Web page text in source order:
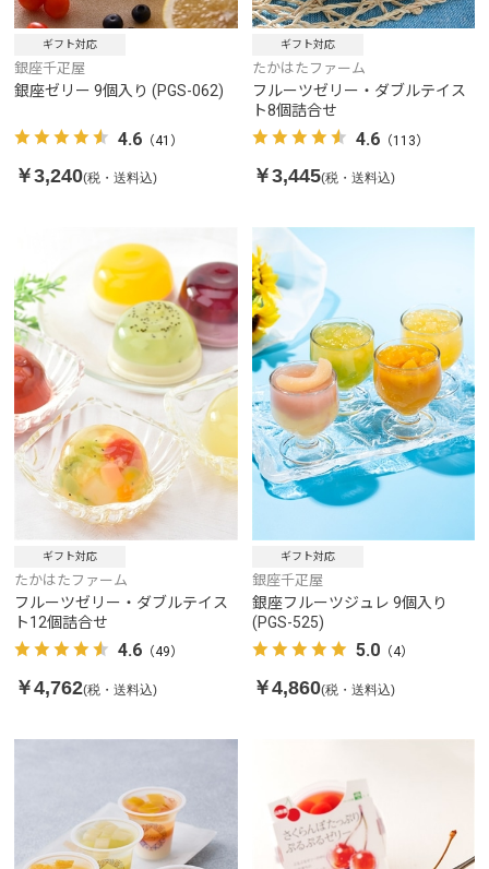
ギフト対応
銀座千疋屋
銀座ゼリー 9個入り (PGS-062)
4.6 （41）
￥3,240(税・送料込)
ギフト対応
たかはたファーム
フルーツゼリー・ダブルテイス
ト8個詰合せ
4.6（113）
￥3,445(税・送料込)
ギフト対応
たかはたファーム
フルーツゼリー・ダブルテイス
ト12個詰合せ
4.6 （49）
￥4,762(税・送料込)
ギフト対応
銀座千疋屋
銀座フルーツジュレ 9個入り
(PGS-525)
5.0（4）
￥4,860(税・送料込)